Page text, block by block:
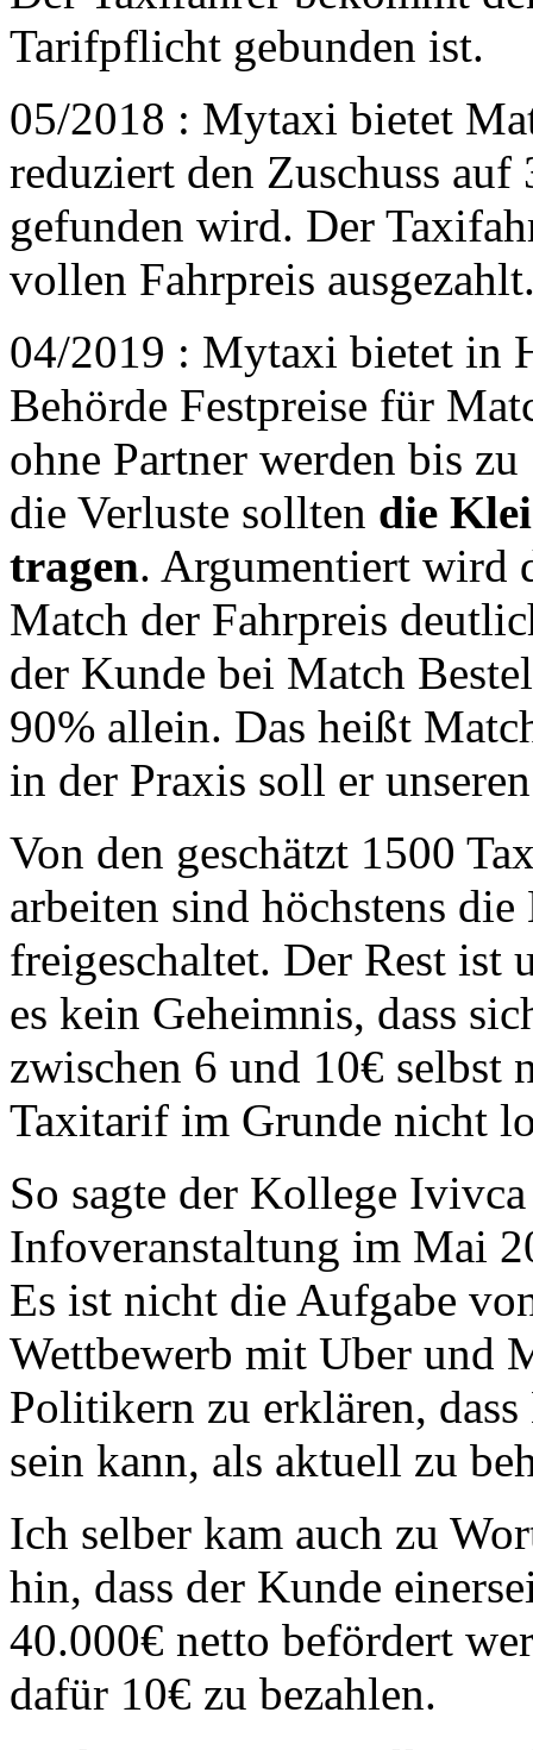
Tarifpflicht gebunden ist.
05/2018 : Mytaxi bietet
reduziert den Zuschuss
gefunden wird. Der
vollen Fahrpreis
04/2019 : Mytaxi bietet in
Behörde Festpreise für
ohne Partner werden bis
die Verluste sollten die
tragen. Argumentiert wird
Match der Fahrpreis
der Kunde bei Match
90% allein. Das heißt
in der Praxis soll er
Von den geschätzt 1500
arbeiten sind höchstens
freigeschaltet. Der Rest ist
es kein Geheimnis, dass
zwischen 6 und 10€ selbst
Taxitarif im Grunde nicht
So sagte der Kollege
Infoveranstaltung im Mai
Es ist nicht die Aufgabe
Wettbewerb mit Uber und
Politikern zu erklären,
sein kann, als aktuell zu
Ich selber kam auch zu
hin, dass der Kunde
40.000€ netto befördert
dafür 10€ zu bezahlen.